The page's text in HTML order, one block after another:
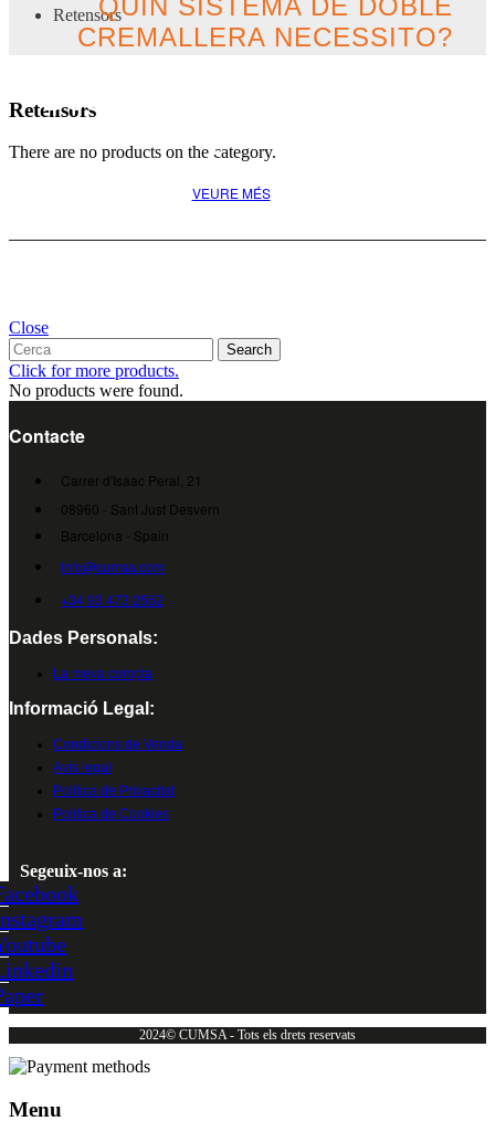
Retensors
Retensors
There are no products on the category.
QUIN SISTEMA DE DOBLE
CREMALLERA NECESSITO?
Descobreix la millor opció
VEURE MÉS
Close
Search
Click for more products.
No products were found.
Contacte
Carrer d'Isaac Peral, 21
08960 - Sant Just Desvern
Barcelona - Spain
info@cumsa.com
+34 93 473 2552
Dades Personals:
La meva compta
Informació Legal:
Condicions de Venda
Avís legal
Política de Privacitat
Política de Cookies
Segeuix-nos a:
2024© CUMSA - Tots els drets reservats
Menu